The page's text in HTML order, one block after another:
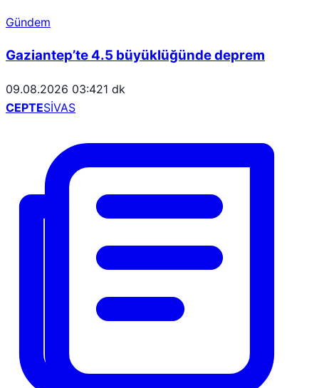
Gündem
Gaziantep’te 4.5 büyüklüğünde deprem
09.08.2026 03:421 dk
CEPTESİVAS